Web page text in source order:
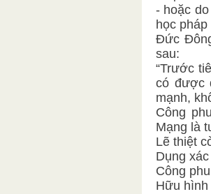
- hoặc
học
Đức
sau:
“Trước
có được
mạnh,
Công
Mạng là
Lẽ thiệt
Dụng
Công
Hữu hình